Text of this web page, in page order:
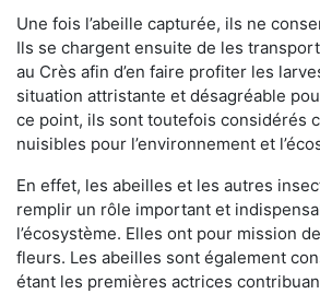
Une fois l’abeille capturée, ils ne
Ils se chargent ensuite de les
au Crès afin d’en faire profiter les
situation attristante et désagréable
ce point, ils sont toutefois considérés
nuisibles pour l’environnement et
En effet, les abeilles et les autres
remplir un rôle important et
l’écosystème. Elles ont pour mission
fleurs. Les abeilles sont également
étant les premières actrices